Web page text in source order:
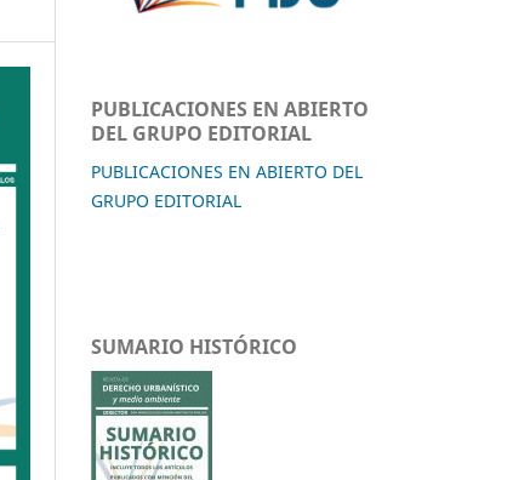
PUBLICACIONES EN ABIERTO
DEL GRUPO EDITORIAL
PUBLICACIONES EN ABIERTO DEL
GRUPO EDITORIAL
SUMARIO HISTÓRICO